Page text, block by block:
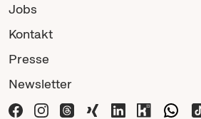
Jobs
Kontakt
Presse
Newsletter